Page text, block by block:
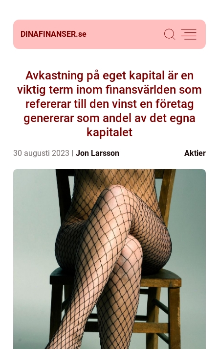
DINAFINANSER.se
Avkastning på eget kapital är en
viktig term inom finansvärlden som
refererar till den vinst en företag
genererar som andel av det egna
kapitalet
30 augusti 2023 Jon Larsson Aktier